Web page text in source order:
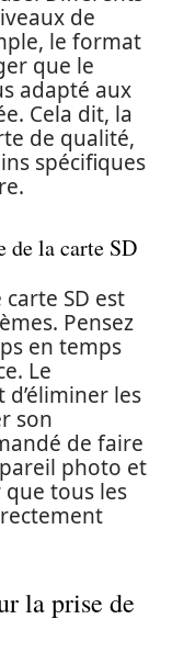
de
le format
que le
adapté aux
Cela dit, la
de qualité,
spécifiques
de la carte SD
SD est
Pensez
en temps
Le
d’éliminer les
son
de faire
photo et
que tous les
la prise de